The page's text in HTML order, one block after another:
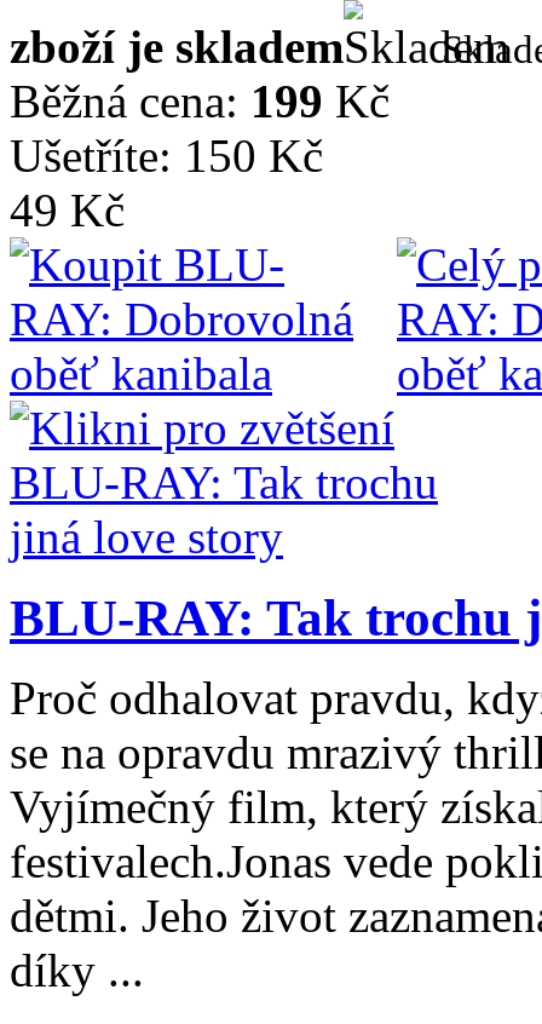
zboží je skladem
Běžná cena: 199 Kč
Ušetříte: 150 Kč
49 Kč
BLU-RAY: Tak trochu
Proč odhalovat pravdu,
se na opravdu mrazivý
Vyjímečný film, který
festivalech.Jonas vede
dětmi. Jeho život
díky ...